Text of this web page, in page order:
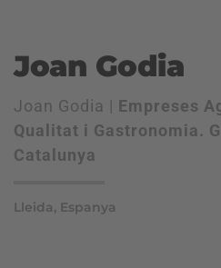
Joan Godia
Joan Godia | Empreses
Qualitat i Gastronomia.
Catalunya
Lleida, Espanya